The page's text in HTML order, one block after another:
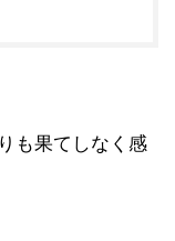
も果てしなく感